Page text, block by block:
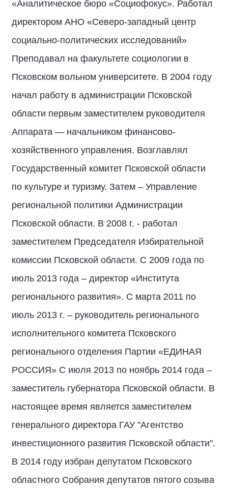
«Аналитическое бюро «Социофокус». Работал
директором АНО «Северо-западный центр
социально-политических исследований»
Преподавал на факультете социологии в
Псковском вольном университете. В 2004 году
начал работу в администрации Псковской
области первым заместителем руководителя
Аппарата — начальником финансово-
хозяйственного управления. Возглавлял
Государственный комитет Псковской области
по культуре и туризму. Затем – Управление
региональной политики Администрации
Псковской области. В 2008 г. - работал
заместителем Председателя Избирательной
комиссии Псковской области. С 2009 года по
июль 2013 года – директор «Института
регионального развития». С марта 2011 по
июль 2013 г. – руководитель регионального
исполнительного комитета Псковского
регионального отделения Партии «ЕДИНАЯ
РОССИЯ» С июля 2013 по ноябрь 2014 года –
заместитель губернатора Псковской области. В
настоящее время является заместителем
генерального директора ГАУ "Агентство
инвестиционного развития Псковской области".
В 2014 году избран депутатом Псковского
областного Собрания депутатов пятого созыва